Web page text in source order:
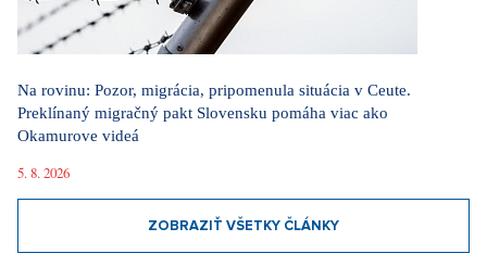
Na rovinu: Pozor, migrácia, pripomenula situácia v Ceute.
Preklínaný migračný pakt Slovensku pomáha viac ako
Okamurove videá
5. 8. 2026
ZOBRAZIŤ VŠETKY ČLÁNKY